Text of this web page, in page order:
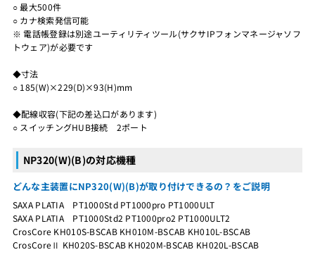
○ 最大500件
○ カナ検索発信可能
※ 電話帳登録は別途ユーティリティツール(サクサIPフォンマネージャソフ
トウェア)が必要です
◆寸法
○ 185(W)×229(D)×93(H)mm
◆配線収容(下記の差込口があります)
○ スイッチングHUB接続 2ポート
NP320(W)(B)の対応機種
どんな主装置にNP320(W)(B)が取り付けできるの？をご説明
SAXA PLATIA PT1000Std PT1000pro PT1000ULT
SAXA PLATIA PT1000Std2 PT1000pro2 PT1000ULT2
CrosCore KH010S-BSCAB KH010M-BSCAB KH010L-BSCAB
CrosCoreⅡ KH020S-BSCAB KH020M-BSCAB KH020L-BSCAB